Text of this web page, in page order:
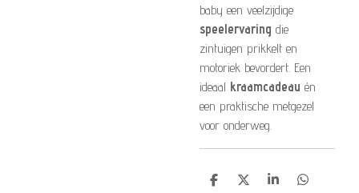
baby een veelzijdige
speelervaring die
zintuigen prikkelt en
motoriek bevordert. Een
ideaal kraamcadeau én
een praktische metgezel
voor onderweg.
D
D
S
D